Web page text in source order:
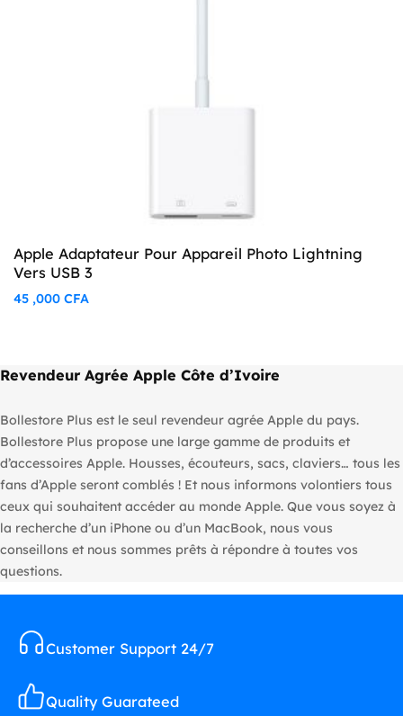
Apple Adaptateur Pour Appareil Photo Lightning
Vers USB 3
45 ,000 CFA
Revendeur Agrée Apple Côte d’Ivoire
Bollestore Plus est le seul revendeur agrée Apple du pays.
Bollestore Plus propose une large gamme de produits et
d’accessoires Apple. Housses, écouteurs, sacs, claviers… tous les
fans d’Apple seront comblés ! Et nous informons volontiers tous
ceux qui souhaitent accéder au monde Apple. Que vous soyez à
la recherche d’un iPhone ou d’un MacBook, nous vous
conseillons et nous sommes prêts à répondre à toutes vos
questions.
Customer Support 24/7
Quality Guarateed